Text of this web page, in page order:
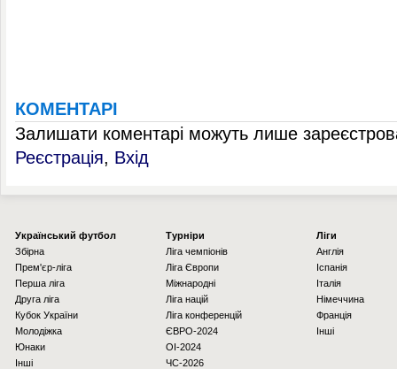
КОМЕНТАРІ
Залишати коментарі можуть лише
Реєстрація, Вхід
Українcький футбол
Збірна
Прем'єр-ліга
Перша ліга
Друга ліга
Кубок України
Молодіжка
Юнаки
Інші
Турніри
Ліга чемпіонів
Ліга Європи
Міжнародні
Ліга націй
Ліга конференцій
ЄВРО-2024
OI-2024
ЧС-2026
Ліги
Англія
Іспанія
Італія
Німеччина
Франція
Інші